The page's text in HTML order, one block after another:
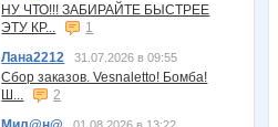
НУ ЧТО!!! ЗАБИРАЙТЕ БЫСТРЕЕ
ЭТУ КР...
1
Лана2212
31.07.2026 в 09:55
Сбор заказов. Vesnaletto! Бомба!
Ш...
2